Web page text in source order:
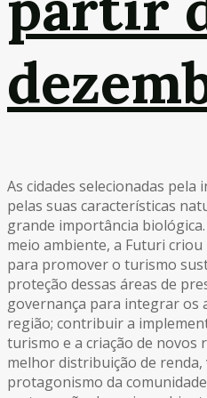
As cidades selecionadas pela
pelas suas características
grande importância
meio ambiente, a Futuri
para promover o turismo
proteção dessas áreas de
governança para integrar os
região; contribuir a
turismo e a criação de novos
melhor distribuição de renda,
protagonismo da